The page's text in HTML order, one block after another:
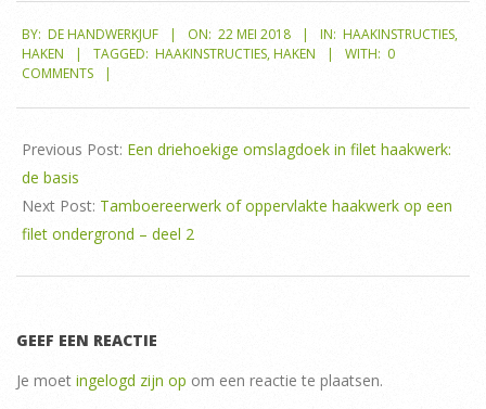
05-
22
BY: DE HANDWERKJUF ON: 22 MEI 2018 IN: HAAKINSTRUCTIES,
HAKEN
TAGGED: HAAKINSTRUCTIES,HAKEN WITH: 0
COMMENTS
Previous Post: Een driehoekige omslagdoek in filet haakwerk:
de basis
Next Post: Tamboereerwerk of oppervlakte haakwerk op een
filet ondergrond – deel 2
GEEF EEN REACTIE
Je moet ingelogd zijn op om een reactie te plaatsen.